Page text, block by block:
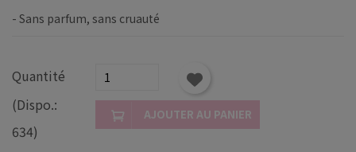
- Sans parfum, sans cruauté
Quantité
(Dispo.:
634)
AJOUTER AU PANIER